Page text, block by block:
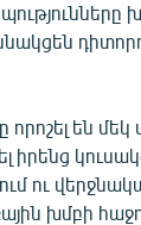
են մեկ
ու
խմբի